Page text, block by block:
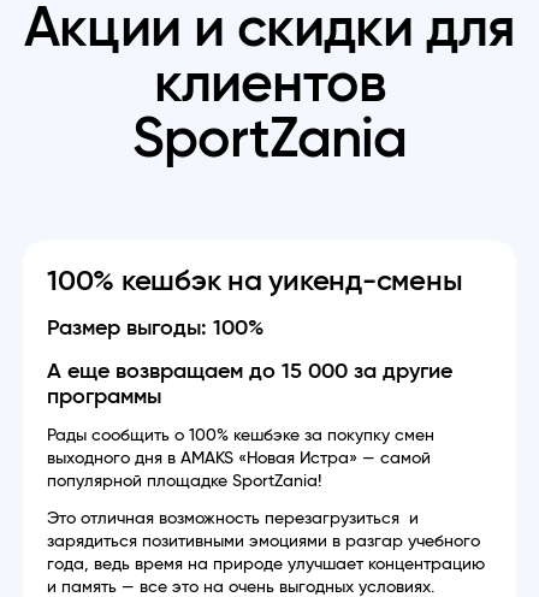
Акции и скидки для
клиентов
SportZania
100% кешбэк на уикенд-смены
Размер выгоды: 100%
А еще возвращаем до 15 000 за другие
программы
Рады сообщить о 100% кешбэке за покупку смен
выходного дня в AMAKS «Новая Истра» — самой
популярной площадке SportZania!
Это отличная возможность перезагрузиться и
зарядиться позитивными эмоциями в разгар учебного
года, ведь время на природе улучшает концентрацию
и память — все это на очень выгодных условиях.